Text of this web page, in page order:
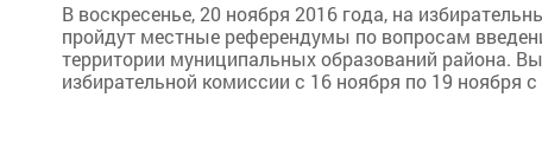
В воскресенье, 20 ноября 2016 года, на
пройдут местные референдумы по вопросам
территории муниципальных образований района.
избирательной комиссии с 16 ноября по 19 ноября